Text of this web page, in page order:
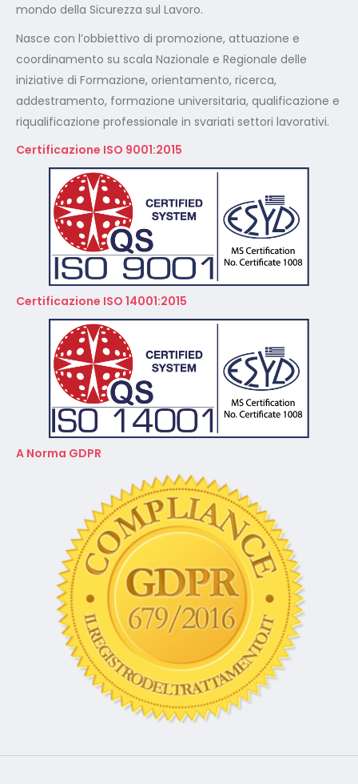
mondo della Sicurezza sul Lavoro.
Nasce con l’obbiettivo di promozione, attuazione e
coordinamento su scala Nazionale e Regionale delle
iniziative di Formazione, orientamento, ricerca,
addestramento, formazione universitaria, qualificazione e
riqualificazione professionale in svariati settori lavorativi.
Certificazione ISO 9001:2015
Certificazione ISO 14001:2015
A Norma GDPR